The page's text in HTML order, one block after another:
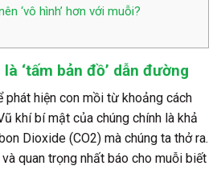
‘vô hình’ hơn với muỗi?
‘tấm bản đồ’ dẫn đường
phát hiện con mồi từ khoảng cách
khí bí mật của chúng chính là khả
Dioxide (CO2) mà chúng ta thở ra.
quan trọng nhất báo cho muỗi biết